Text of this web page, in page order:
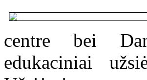
centre bei
edukaciniai